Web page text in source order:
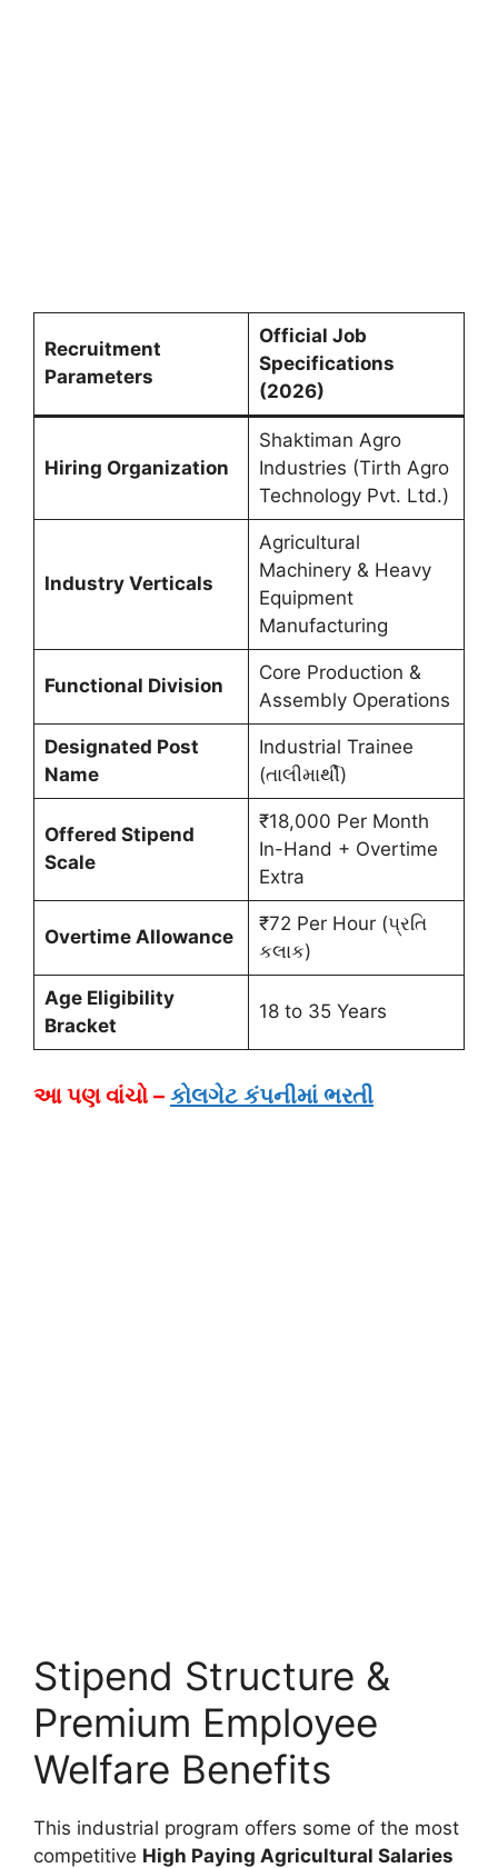
Recruitment
Parameters
Official Job
Specifications
(2026)
Hiring Organization
Shaktiman Agro
Industries (Tirth Agro
Technology Pvt. Ltd.)
Industry Verticals
Agricultural
Machinery & Heavy
Equipment
Manufacturing
Functional Division
Core Production &
Assembly Operations
Designated Post
Name
Industrial Trainee
(તાલીમાર્થી)
Offered Stipend
Scale
₹18,000 Per Month
In-Hand + Overtime
Extra
Overtime Allowance
₹72 Per Hour (પ્રતિ
કલાક)
Age Eligibility
Bracket
18 to 35 Years
આ પણ વાંચો – કોલગેટ કંપનીમાં ભરતી
Stipend Structure &
Premium Employee
Welfare Benefits
This industrial program offers some of the most
competitive High Paying Agricultural Salaries